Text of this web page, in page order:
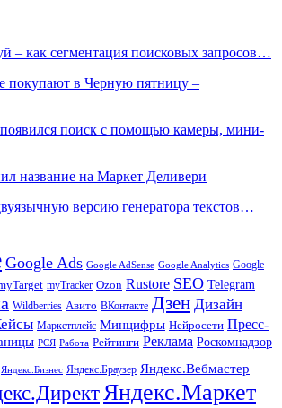
– как сегментация поисковых запросов…
покупают в Черную пятницу –
поиск с помощью камеры, мини-
название на Маркет Деливери
версию генератора текстов…
Google Ads Google AdSense Google Analytics Google
myTracker Ozon Rustore SEO Telegram
Wildberries Авито ВКонтакте Дзен Дизайн
Маркетплейс Минцифры Нейросети Пресс-
РСЯ Работа Рейтинги Реклама Роскомнадзор
Яндекс.Бизнес Яндекс.Браузер Яндекс.Вебмастер
Яндекс.Маркет